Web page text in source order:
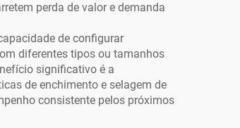
perda de valor e demanda
de configurar
diferentes tipos ou tamanhos
significativo é a
de enchimento e selagem de
consistente pelos próximos